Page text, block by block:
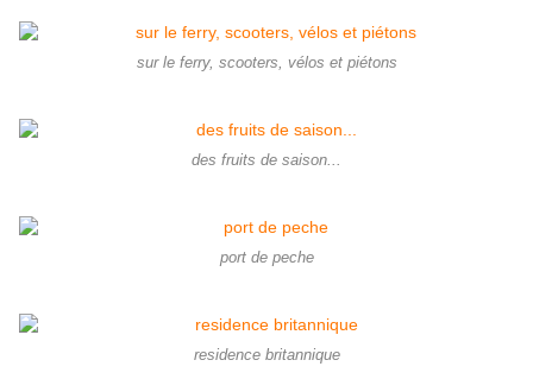
sur le ferry, scooters, vélos et piétons
des fruits de saison...
port de peche
residence britannique